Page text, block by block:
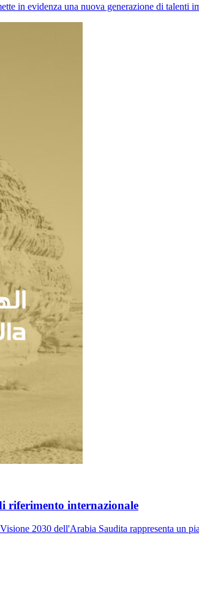
in evidenza una nuova generazione di talenti
riferimento internazionale
2030 dell'Arabia Saudita rappresenta un